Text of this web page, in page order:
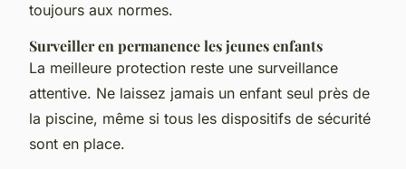
toujours aux normes.
Surveiller en permanence les jeunes enfants
La meilleure protection reste une surveillance
attentive. Ne laissez jamais un enfant seul près de
la piscine, même si tous les dispositifs de sécurité
sont en place.